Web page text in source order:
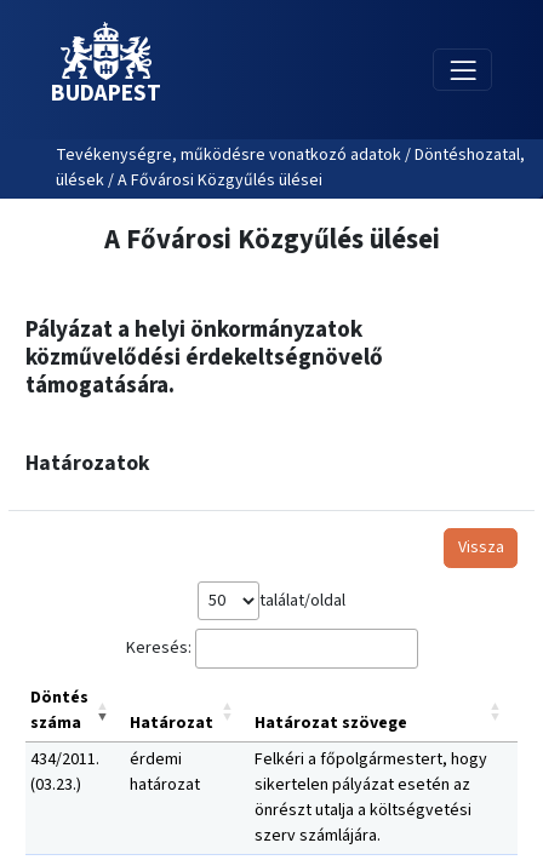
BUDAPEST
Tevékenységre, működésre vonatkozó adatok / Döntéshozatal,
ülések / A Fővárosi Közgyűlés ülései
A Fővárosi Közgyűlés ülései
Pályázat a helyi önkormányzatok
közművelődési érdekeltségnövelő
támogatására.
Határozatok
Vissza
találat/oldal
Keresés:
Döntés
száma
Határozat
Határozat szövege
434/2011.
(03.23.)
érdemi
határozat
Felkéri a főpolgármestert, hogy
sikertelen pályázat esetén az
önrészt utalja a költségvetési
szerv számlájára.